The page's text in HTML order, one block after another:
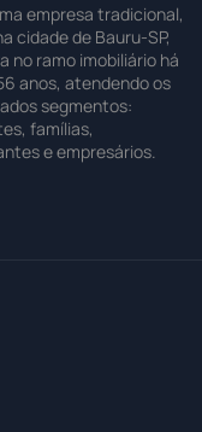
empresa tradicional,
cidade de Bauru-SP,
no ramo imobiliário há
anos, atendendo os
segmentos:
famílias,
e empresários.